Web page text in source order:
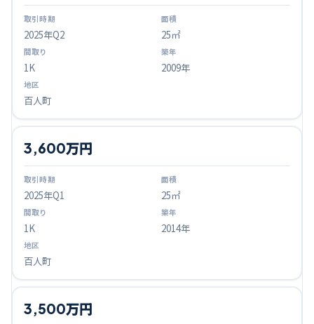
2025年Q2 25㎡
1K 2009年
百人町
2025年Q1
3,600万円
25㎡
1K 2014年
百人町
3,500万円